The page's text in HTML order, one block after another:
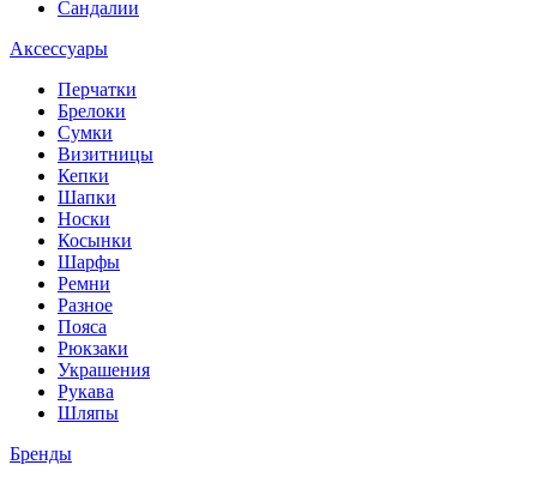
Сандалии
Аксессуары
Перчатки
Брелоки
Сумки
Визитницы
Кепки
Шапки
Носки
Косынки
Шарфы
Ремни
Разное
Пояса
Рюкзаки
Украшения
Рукава
Шляпы
Бренды